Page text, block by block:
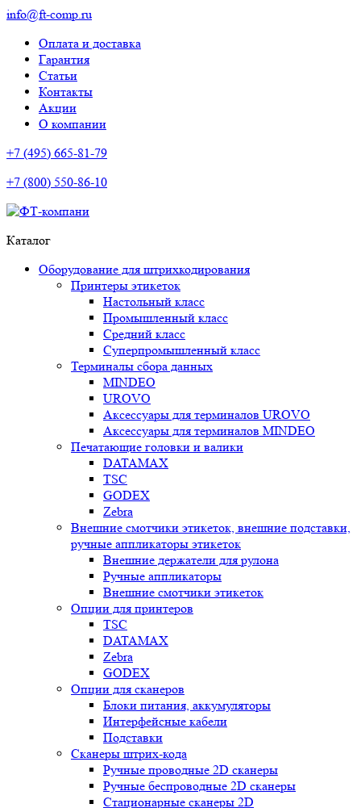
info@ft-comp.ru
Оплата и доставка
Гарантия
Статьи
Контакты
Акции
О компании
+7 (495) 665-81-79
+7 (800) 550-86-10
Каталог
Оборудование для штрихкодирования
Принтеры этикеток
Настольный класс
Промышленный класс
Средний класс
Суперпромышленный класс
Терминалы сбора данных
MINDEO
UROVO
Аксессуары для терминалов UROVO
Аксессуары для терминалов MINDEO
Печатающие головки и валики
DATAMAX
TSC
GODEX
Zebra
Внешние смотчики этикеток, внешние подставки,
ручные аппликаторы этикеток
Внешние держатели для рулона
Ручные аппликаторы
Внешние смотчики этикеток
Опции для принтеров
TSC
DATAMAX
Zebra
GODEX
Опции для сканеров
Блоки питания, аккумуляторы
Интерфейсные кабели
Подставки
Сканеры штрих-кода
Ручные проводные 2D сканеры
Ручные беспроводные 2D сканеры
Стационарные сканеры 2D